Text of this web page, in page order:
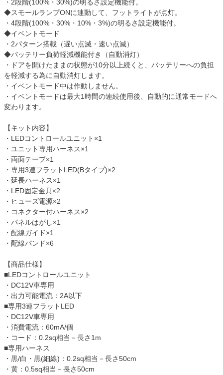
・2段階(100%・30%)の明るさ設定機能付。
◆スモールランプONに連動して、フットライトが点灯。
・4段階(100%・30%・10%・3%)の明るさ設定機能付。
◆イベントモード
・2パターン搭載（遅い点滅・速い点滅）
◆バッテリー負荷軽減機能付き（自動消灯）
・ドアを開けたままの状態が10分以上続くと、バッテリーへの負担
を軽減する為に自動消灯します。
・イベントモード中は作動しません。
・イベントモードは最大1時間の連続使用後、自動的に通常モードへ
変わります。
【キット内容】
・LEDコントロールユニット×1
・ユニット専用ハーネス×1
・両面テープ×1
・専用3連フラットLED(Bタイプ)×2
・延長ハーネス×1
・LED固定金具×2
・ヒューズ電源×2
・コネクター付ハーネス×2
・パネルはがし×1
・配線ガイド×1
・配線バンド×6
【商品仕様】
■LEDコントロールユニット
・DC12V車専用
・出力可能電流：2A以下
■専用3連フラットLED
・DC12V車専用
・消費電流：60mA/個
・コード：0.2sq相当－長さ1m
■専用ハーネス
・黒/白・黒(細線)：0.2sq相当－長さ50cm
・黄：0.5sq相当－長さ50cm